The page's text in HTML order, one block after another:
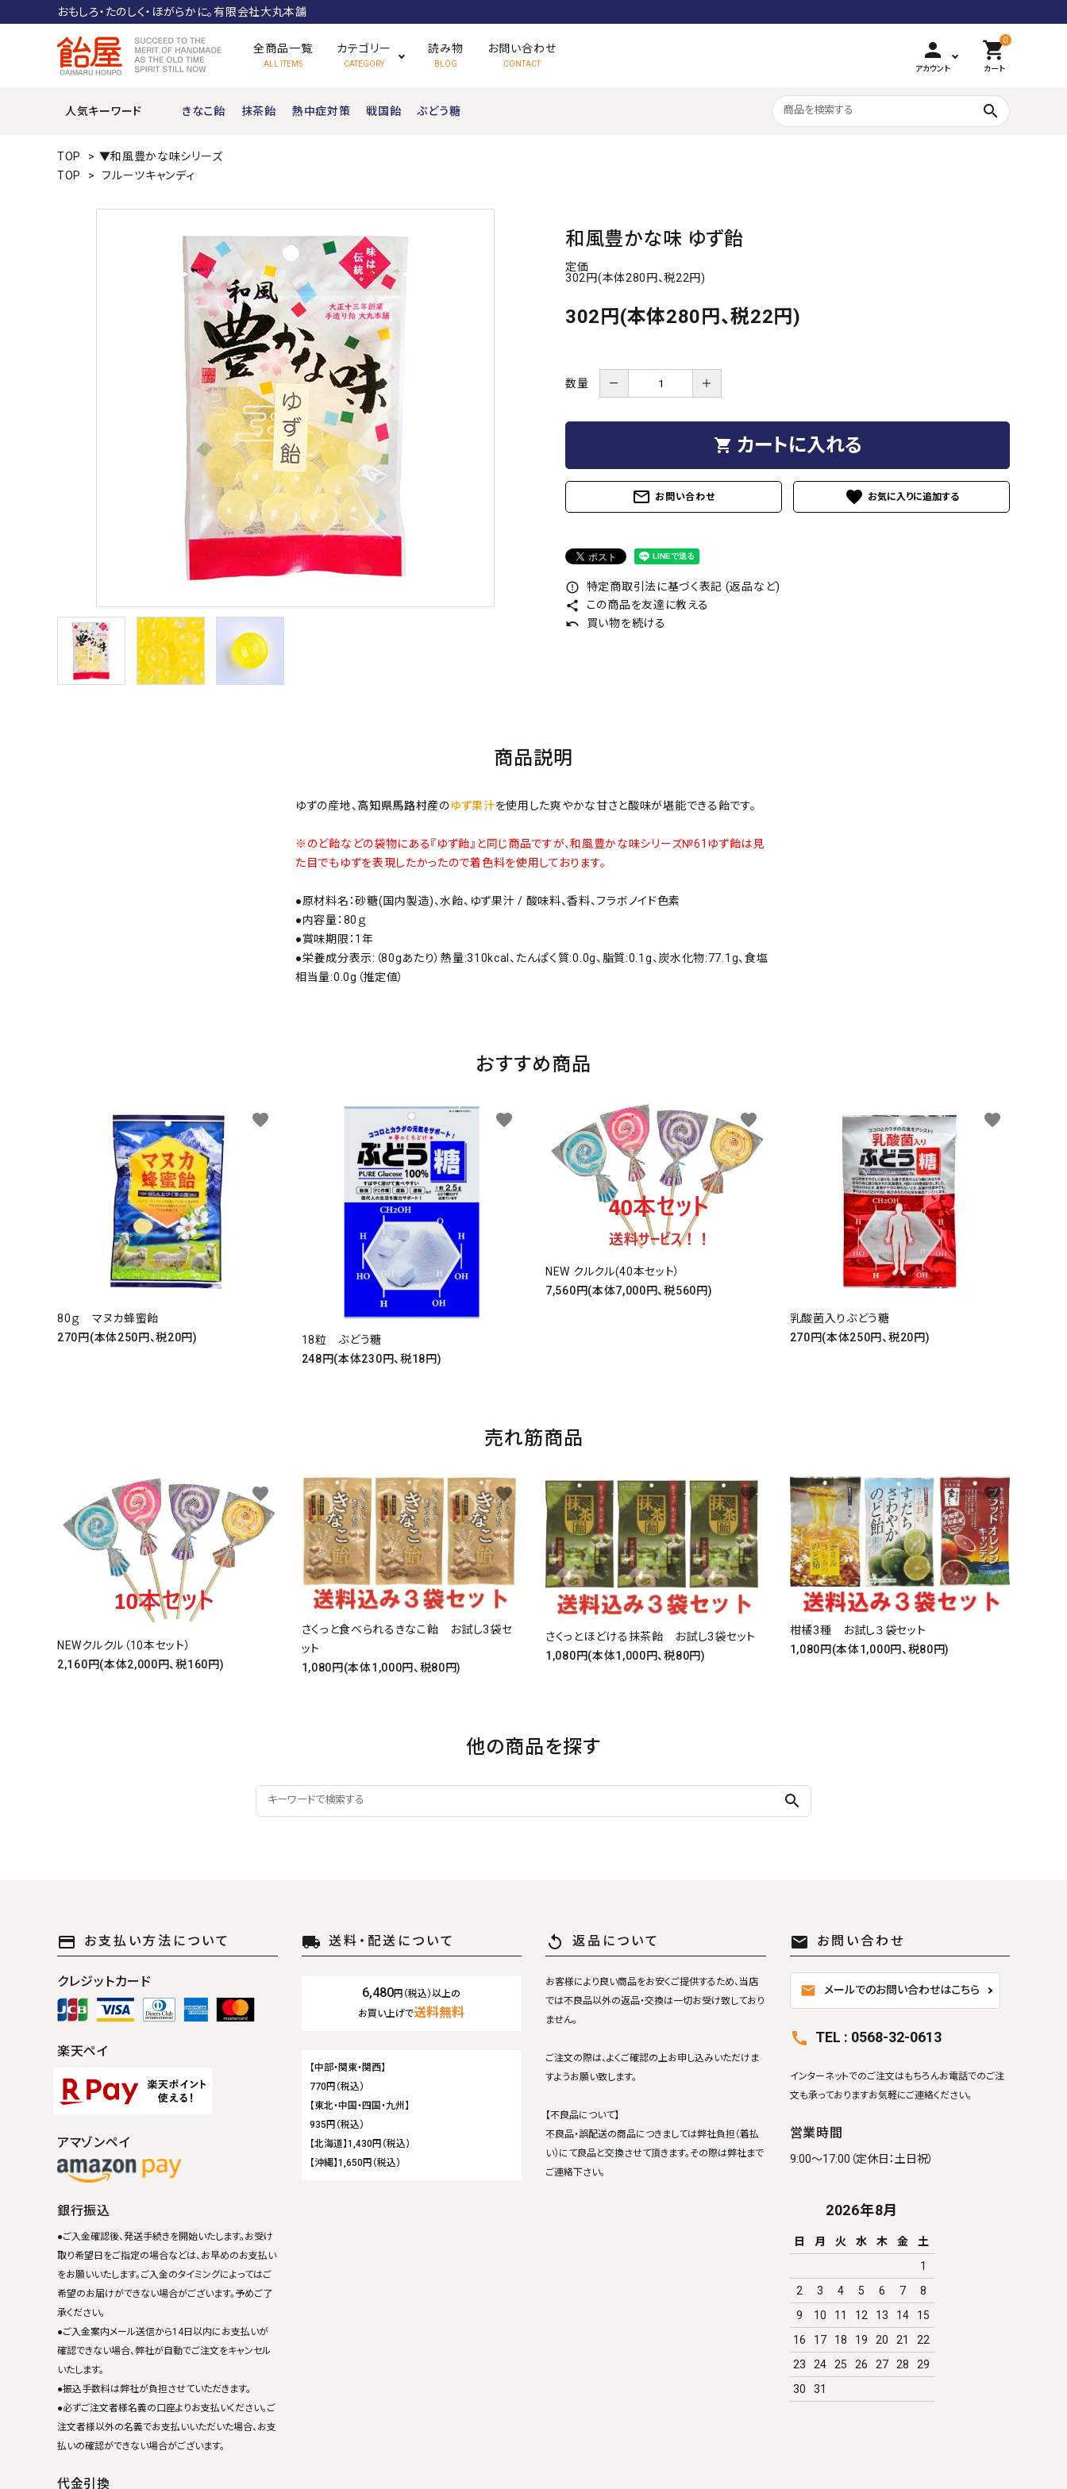
おもしろ・たのしく・ほがらかに。有限会社大丸本舗
全商品一覧
ALL ITEMS
カテゴリー
CATEGORY
期間限定販売
読み物
BLOG
お問い合わせ
CONTACT
person
アカウント
0
shopping_cart
カート
人気キーワード きなこ飴 抹茶飴 熱中症対策 戦国飴 ぶどう糖 search
TOP > ▼和風豊かな味シリーズ
TOP
> フルーツキャンディ
和風豊かな味 ゆず飴
定価
302円(本体280円、税22円)
302円(本体280円、税22円)
数量 － ＋
shopping_cart カートに入れる
mail_outline お問い合わせ favorite
error_outline 特定商取引法に基づく表記 (返品など)
share この商品を友達に教える
undo 買い物を続ける
商品説明
ゆずの産地、 高知県馬路村産のゆず果汁を使用した爽やかな甘さと酸味が堪能できる飴です。
※のど飴などの袋物にある『ゆず飴』と同じ商品ですが、和風豊かな味シリーズ№61ゆず飴は見
た目でもゆずを表現したかったので着色料を使用しております。
●原材料名：砂糖(国内製造)、水飴、ゆず果汁 / 酸味料、香料、フラボノイド色素
●内容量：80ｇ
●賞味期限：1年
●栄養成分表示:（80gあたり）熱量:310kcal、たんぱく質:0.0g、脂質:0.1g、炭水化物:77.1g、食塩
相当量:0.0g（推定値）
おすすめ商品
80ｇ マヌカ蜂蜜飴
270円(本体250円、税20円)
favorite
18粒 ぶどう糖
248円(本体230円、税18円)
favorite
NEW クルクル(40本セット）
7,560円(本体7,000円、税560円)
favorite
乳酸菌入りぶどう糖
270円(本体250円、税20円)
favorite
売れ筋商品
NEWクルクル（10本セット）
2,160円(本体2,000円、税160円)
favorite
さくっと食べられるきなこ飴 お試し3袋セ
ット
1,080円(本体1,000円、税80円)
favorite
さくっとほどける抹茶飴 お試し3袋セット
1,080円(本体1,000円、税80円)
favorite
柑橘3種 お試し３袋セット
1,080円(本体1,000円、税80円)
favorite
他の商品を探す
search
payment お支払い方法について
クレジットカード
楽天ペイ
アマゾンペイ
銀行振込
●ご入金確認後、発送手続きを開始いたします。お受け
取り希望日をご指定の場合などは、お早めのお支払い
をお願いいたします。ご入金のタイミングによってはご
希望のお届けができない場合がございます。予めご了
承ください。
●ご入金案内メール送信から14日以内にお支払いが
確認できない場合、弊社が自動でご注文をキャンセル
いたします。
●振込手数料は弊社が負担させていただきます。
●必ずご注文者様名義の口座よりお支払いください。ご
注文者様以外の名義でお支払いいただいた場合、お支
払いの確認ができない場合がございます。
代金引換
local_shipping 送料・配送について
6,480円（税込）以上の
お買い上げで送料無料
【中部・関東・関西】
770円（税込）
【東北・中国・四国・九州】
935円（税込）
【北海道】1,430円（税込）
【沖縄】1,650円（税込）
replay 返品について
お客様により良い商品をお安くご提供するため、当店
では不良品以外の返品・交換は一切お受け致しており
ません。
ご注文の際は、よくご確認の上お申し込みいただけま
すようお願い致します。
【不良品について】
不良品・誤配送の商品につきましては弊社負担（着払
い）にて良品と交換させて頂きます。その際は弊社まで
ご連絡下さい。
mail お問い合わせ
mail メールでのお問い合わせはこちら
call TEL : 0568-32-0613
インターネットでのご注文はもちろんお電話でのご注
文も承っておりますお気軽にご連絡ください。
営業時間
9:00～17:00（定休日：土日祝）
2026年8月
日 月 火 水 木 金
土
1
2
3 4 5 6 7
8
9
10 11 12 13 14
15
16
17 18 19 20 21
22
23
24 25 26 27 28
29
30
31